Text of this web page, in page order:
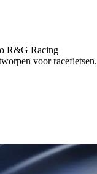
R&G Racing
voor racefietsen.